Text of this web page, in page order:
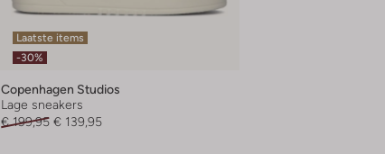
Laatste items
-30%
Copenhagen Studios
Lage sneakers
€ 199,95 € 139,95